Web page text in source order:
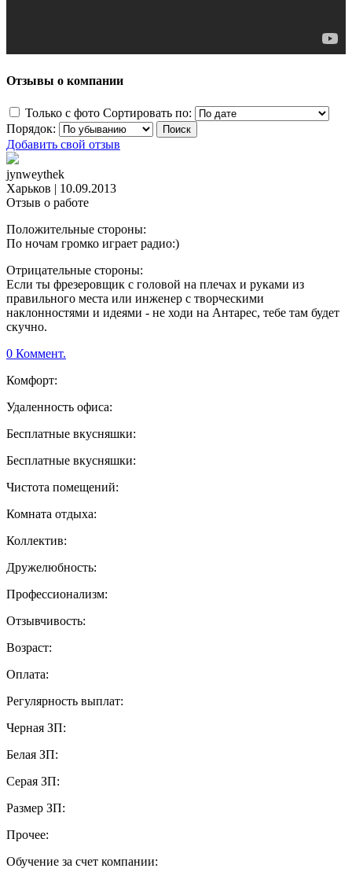
Отзывы о компании
Только с фото Сортировать по:
Порядок:
Добавить свой отзыв
jynweythek
Харьков | 10.09.2013
Отзыв о работе
Положительные стороны:
По ночам громко играет радио:)
Отрицательные стороны:
Если ты фрезеровщик с головой на плечах и руками из
правильного места или инженер с творческими
наклонностями и идеями - не ходи на Антарес, тебе там будет
скучно.
0 Коммент.
Комфорт:
Удаленность офиса:
Бесплатные вкусняшки:
Бесплатные вкусняшки:
Чистота помещений:
Комната отдыха:
Коллектив:
Дружелюбность:
Профессионализм:
Отзывчивость:
Возраст:
Оплата:
Регулярность выплат:
Черная ЗП:
Белая ЗП:
Серая ЗП:
Размер ЗП:
Прочее:
Обучение за счет компании: